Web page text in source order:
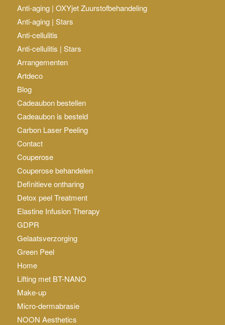
Anti-aging | OXYjet Zuurstofbehandeling
Anti-aging | Stars
Anti-cellulitis
Anti-cellulitis | Stars
Arrangementen
Artdeco
Blog
Cadeaubon bestellen
Cadeaubon is besteld
Carbon Laser Peeling
Contact
Couperose
Couperose behandelen
Definitieve ontharing
Detox peel Treatment
Elastine Infusion Therapy
GDPR
Gelaatsverzorging
Green Peel
Home
Lifting met BT-NANO
Make-up
Micro-dermabrasie
NOON Aesthetics